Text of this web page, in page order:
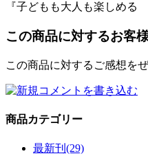
『子どもも大人も楽しめ
この商品に対するお客
この商品に対するご感想を
商品カテゴリー
最新刊(29)